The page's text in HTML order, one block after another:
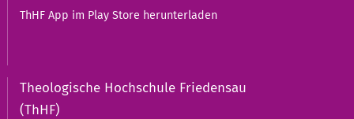
ThHF App im Play Store herunterladen
Theologische Hochschule Friedensau
(ThHF)